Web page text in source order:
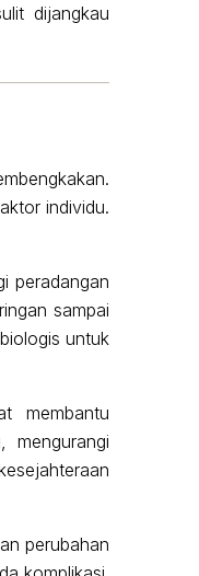
dijangkau
individu.
peradangan
sampai
untuk
membantu
mengurangi
perubahan